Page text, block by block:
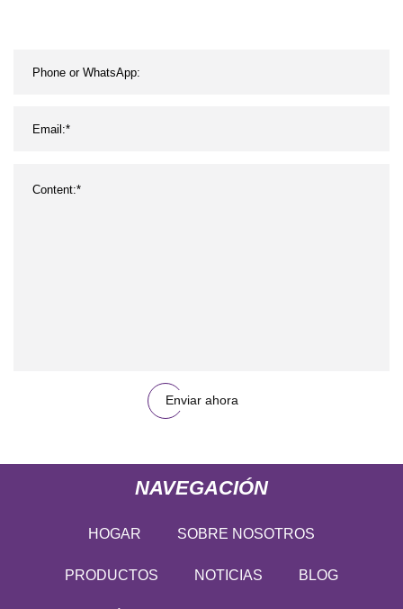
Enviar ahora
NAVEGACIÓN
HOGAR SOBRE NOSOTROS
PRODUCTOS NOTICIAS BLOG